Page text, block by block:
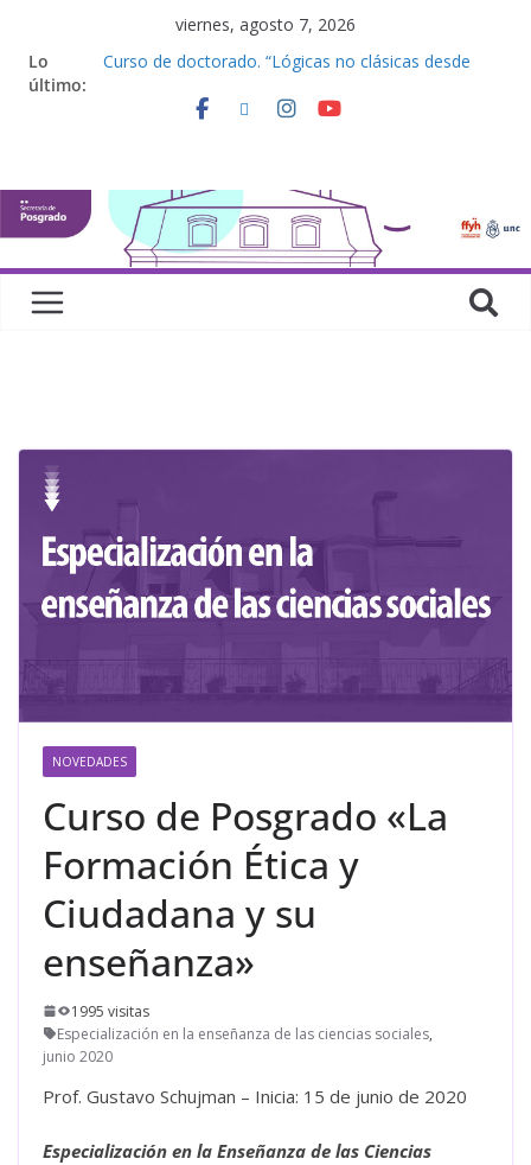
viernes, agosto 7, 2026
Lo
último:
Curso de doctorado. “Lógicas no clásicas desde
Seminario de posgrado. “Debates Actuales en
Curso de doctorado “Mirar, juzgar, sentir”
Defensas de Tesis y Trabajos Finales | Agosto
2026
NOVEDADES
Curso de Posgrado «La
Formación Ética y
Ciudadana y su
enseñanza»
1995 visitas
Especialización en la enseñanza de las ciencias sociales,
junio 2020
Prof. Gustavo Schujman – Inicia: 15 de junio de 2020
Especialización en la Enseñanza de las Ciencias